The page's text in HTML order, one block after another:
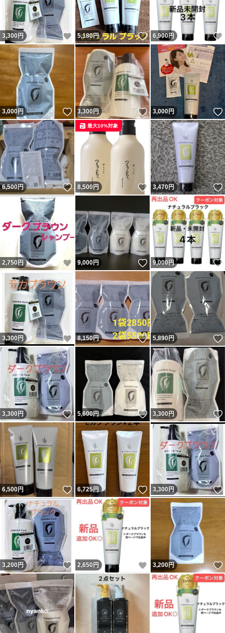
3,300円 いいね！
5,180円 いいね！
6,900円
3,000円 いいね！
3,300円 いいね！
3,000円
6,500円 いいね！
8,500円 いいね！
最大10%対象
3,470円
2,750円 いいね！
9,000円 いいね！
9,000 円
3,300円 いいね！
8,150円 いいね！
5,890円
3,300円 いいね！
5,600円 いいね！
3,300円
6,500円 いいね！
6,725円 いいね！
3,300円
3,200円 いいね！
2,650 円 いいね！
3,200円